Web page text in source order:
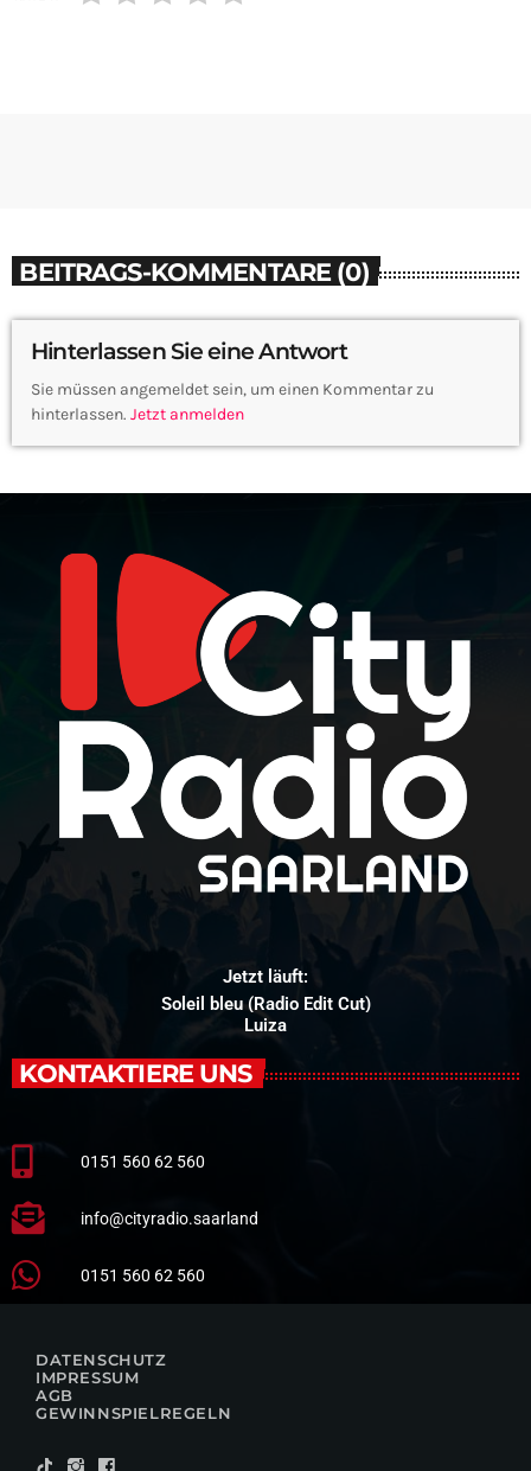
BEITRAGS-KOMMENTARE (0)
Hinterlassen Sie eine Antwort
Sie müssen angemeldet sein, um einen Kommentar zu
hinterlassen. Jetzt anmelden
Jetzt läuft:
Soleil bleu (Radio Edit Cut)
Luiza
KONTAKTIERE UNS
0151 560 62 560
info@cityradio.saarland
0151 560 62 560
DATENSCHUTZ
IMPRESSUM
AGB
GEWINNSPIELREGELN